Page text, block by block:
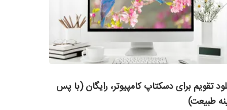
تقویم برای دسکتاپ کامپیوتر، رایگان (با پس
طبیعت)